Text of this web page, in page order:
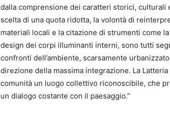
dalla comprensione dei caratteri storici,
scelta di una quota ridotta, la volontà di
materiali locali e la citazione di strumenti come la
design dei corpi illuminanti interni, sono tutti
confronti dell’ambiente, scarsamente
direzione della massima integrazione. La
comunità un luogo collettivo riconoscibile, che
un dialogo costante con il paesaggio.”